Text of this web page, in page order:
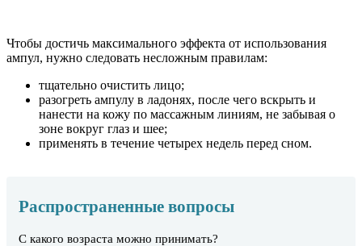
Чтобы достичь максимального эффекта от использования
ампул, нужно следовать несложным правилам:
тщательно очистить лицо;
разогреть ампулу в ладонях, после чего вскрыть и
нанести на кожу по массажным линиям, не забывая о
зоне вокруг глаз и шее;
применять в течение четырех недель перед сном.
Распространенные вопросы
С какого возраста можно принимать?